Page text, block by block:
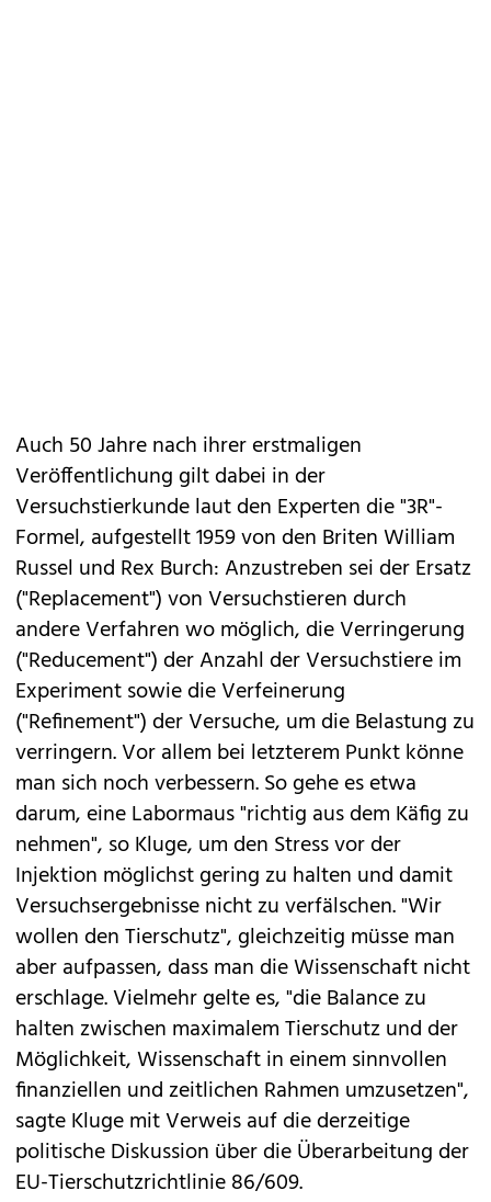
Auch 50 Jahre nach ihrer erstmaligen
Veröffentlichung gilt dabei in der
Versuchstierkunde laut den Experten die "3R"-
Formel, aufgestellt 1959 von den Briten William
Russel und Rex Burch: Anzustreben sei der Ersatz
("Replacement") von Versuchstieren durch
andere Verfahren wo möglich, die Verringerung
("Reducement") der Anzahl der Versuchstiere im
Experiment sowie die Verfeinerung
("Refinement") der Versuche, um die Belastung zu
verringern. Vor allem bei letzterem Punkt könne
man sich noch verbessern. So gehe es etwa
darum, eine Labormaus "richtig aus dem Käfig zu
nehmen", so Kluge, um den Stress vor der
Injektion möglichst gering zu halten und damit
Versuchsergebnisse nicht zu verfälschen. "Wir
wollen den Tierschutz", gleichzeitig müsse man
aber aufpassen, dass man die Wissenschaft nicht
erschlage. Vielmehr gelte es, "die Balance zu
halten zwischen maximalem Tierschutz und der
Möglichkeit, Wissenschaft in einem sinnvollen
finanziellen und zeitlichen Rahmen umzusetzen",
sagte Kluge mit Verweis auf die derzeitige
politische Diskussion über die Überarbeitung der
EU-Tierschutzrichtlinie 86/609.